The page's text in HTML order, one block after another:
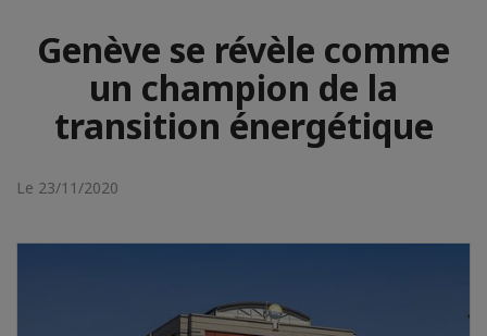
Genève se révèle comme
un champion de la
transition énergétique
Le 23/11/2020